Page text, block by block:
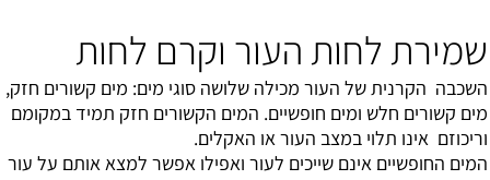
שמירת לחות העור וקרם לחות
השכבה הקרנית של העור מכילה שלושה סוגי מים: מים קשורים חזק,
מים קשורים חלש ומים חופשיים. המים הקשורים חזק תמיד במקומם
וריכוזם אינו תלוי במצב העור או האקלים.
המים החופשיים אינם שייכים לעור ואפילו אפשר למצא אותם על עור